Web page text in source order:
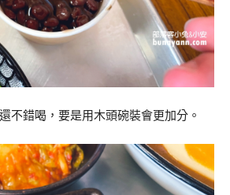
不錯喝，要是用木頭碗裝會更加分。